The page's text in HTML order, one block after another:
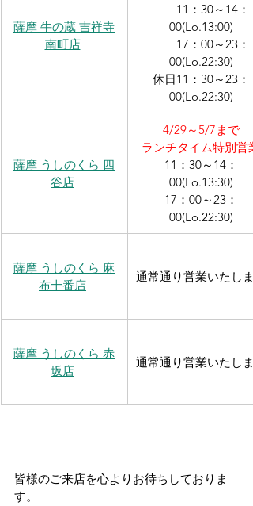
薩摩 牛の蔵 吉祥寺
南町店
11：30～14：
00(Lo.13:00)
17：00～23：
00(Lo.22:30)
休日11：30～23：
00(Lo.22:30)
薩摩 うしのくら 四
谷店
4/29～5/7まで
ランチタイム特別営業
11：30～14：
00(Lo.13:30)
17：00～23：
00(Lo.22:30)
薩摩 うしのくら 麻
布十番店
通常通り営業いたしま
薩摩 うしのくら 赤
坂店
通常通り営業いたしま
皆様のご来店を心よりお待ちしておりま
す。